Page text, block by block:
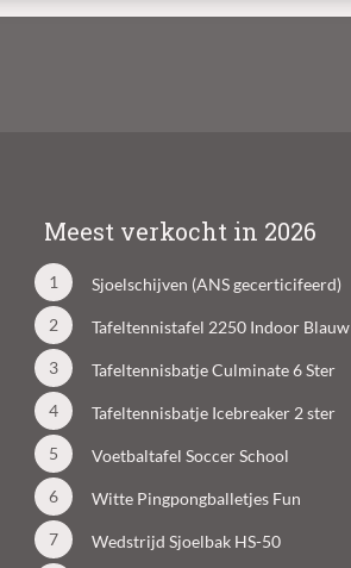
Meest verkocht in 2026
Sjoelschijven (ANS gecerticifeerd)
Tafeltennistafel 2250 Indoor Blauw
Tafeltennisbatje Culminate 6 Ster
Tafeltennisbatje Icebreaker 2 ster
Voetbaltafel Soccer School
Witte Pingpongballetjes Fun
Wedstrijd Sjoelbak HS-50